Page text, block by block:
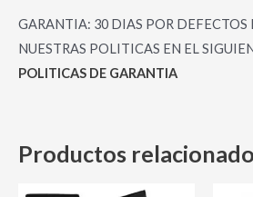
GARANTIA: 30 DIAS POR DEFECTOS
NUESTRAS POLITICAS EN EL
POLITICAS DE GARANTIA
Productos